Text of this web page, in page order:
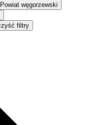
Powiat węgorzewski
filtry